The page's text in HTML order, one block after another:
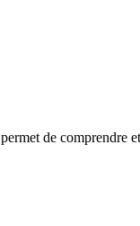
de comprendre